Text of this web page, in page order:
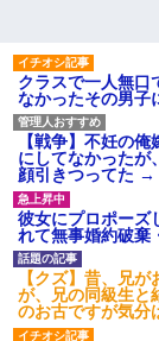
クラスで一人無
なかったその男
【戦争】不妊の
にしてなかったが
顔引きつってた
彼女にプロポーズ
れて無事婚約破棄
【クズ】昔、兄
が、兄の同級生と
のお古ですが気分